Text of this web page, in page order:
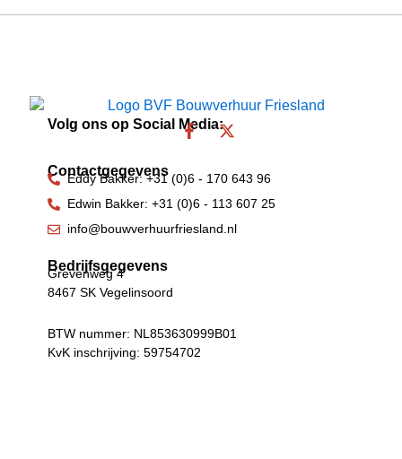
Volg ons op Social Media:
F
e
b
o
o
X
w
i
t
t
Contactgegevens
Eddy Bakker: +31 (0)6 - 170 643 96
Edwin Bakker: +31 (0)6 - 113 607 25
info@bouwverhuurfriesland.nl
Bedrijfsgegevens
Grevenweg 4
8467 SK Vegelinsoord
BTW nummer: NL853630999B01
KvK inschrijving: 59754702